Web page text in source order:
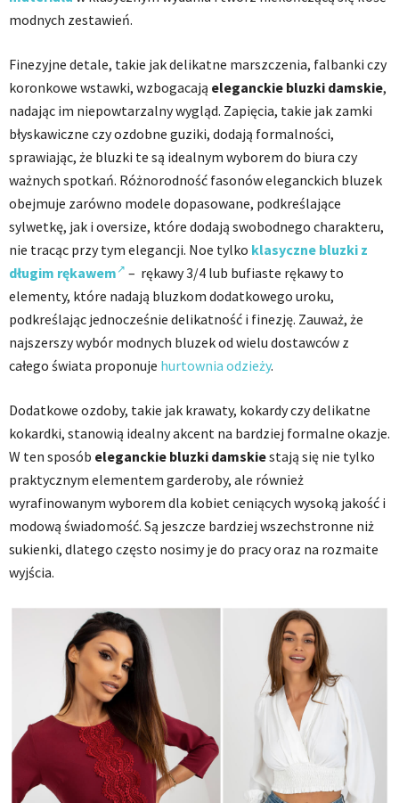
modnych zestawień.
Finezyjne detale, takie jak delikatne marszczenia, falbanki czy
koronkowe wstawki, wzbogacają eleganckie bluzki damskie,
nadając im niepowtarzalny wygląd. Zapięcia, takie jak zamki
błyskawiczne czy ozdobne guziki, dodają formalności,
sprawiając, że bluzki te są idealnym wyborem do biura czy
ważnych spotkań. Różnorodność fasonów eleganckich bluzek
obejmuje zarówno modele dopasowane, podkreślające
sylwetkę, jak i oversize, które dodają swobodnego charakteru,
nie tracąc przy tym elegancji. Noe tylko klasyczne bluzki z
długim rękawem
– rękawy 3/4 lub bufiaste rękawy to
elementy, które nadają bluzkom dodatkowego uroku,
podkreślając jednocześnie delikatność i finezję. Zauważ, że
najszerszy wybór modnych bluzek od wielu dostawców z
całego świata proponuje hurtownia odzieży.
Dodatkowe ozdoby, takie jak krawaty, kokardy czy delikatne
kokardki, stanowią idealny akcent na bardziej formalne okazje.
W ten sposób eleganckie bluzki damskiestają się nie tylko
praktycznym elementem garderoby, ale również
wyrafinowanym wyborem dla kobiet ceniących wysoką jakość i
modową świadomość. Są jeszcze bardziej wszechstronne niż
sukienki, dlatego często nosimy je do pracy oraz na rozmaite
wyjścia.